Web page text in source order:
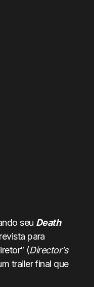
seu Death
para
(Director’s
trailer final que